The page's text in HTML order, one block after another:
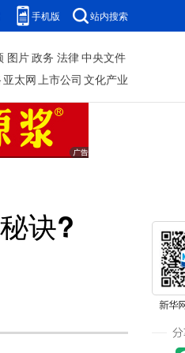
手机版 站内搜索
图片政务 法律中央文件
亚太网上市公司 文化产业
诀?